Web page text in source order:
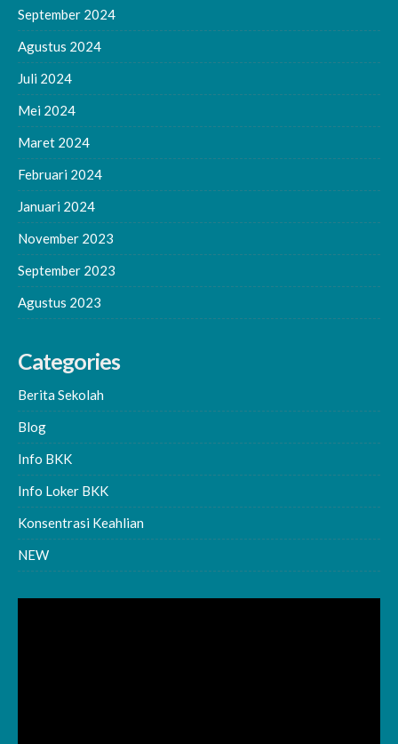
September 2024
Agustus 2024
Juli 2024
Mei 2024
Maret 2024
Februari 2024
Januari 2024
November 2023
September 2023
Agustus 2023
Categories
Berita Sekolah
Blog
Info BKK
Info Loker BKK
Konsentrasi Keahlian
NEW